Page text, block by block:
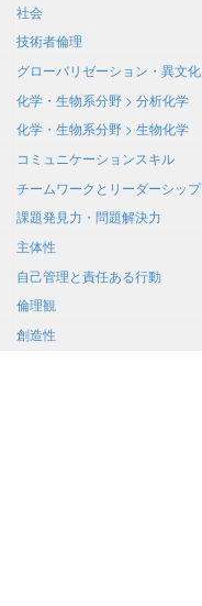
社会
技術者倫理
グローバリゼーション・異文
化学・生物系分野 > 分析化学
化学・生物系分野 > 生物化学
コミュニケーションスキル
チームワークとリーダーシップ
課題発見力・問題解決力
主体性
自己管理と責任ある行動
倫理観
創造性